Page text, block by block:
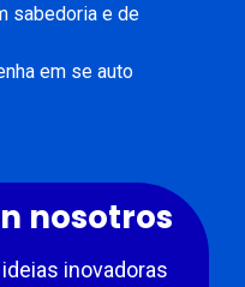
sabedoria e de
em se auto
nosotros
inovadoras